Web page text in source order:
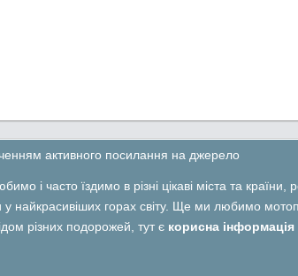
активного посилання на джерело
і часто їздимо в різні цікаві міста та
найкрасивіших горах світу. Ще ми любимо
різних подорожей, тут є корисна